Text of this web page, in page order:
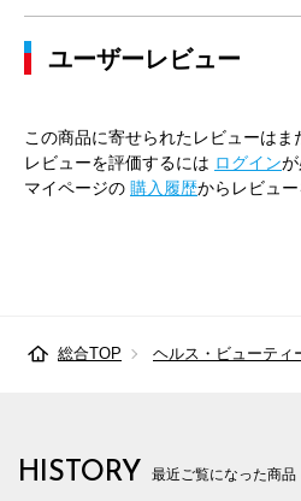
ユーザーレビュー
この商品に寄せられたレビューはま
レビューを評価するには ログインが
マイページの 購入履歴からレビュー
総合TOP ヘルス・ビューティ
HISTORY 最近ご覧になった商品